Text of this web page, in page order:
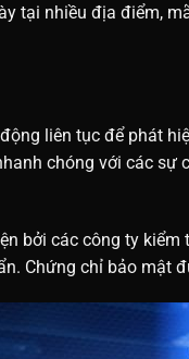
tại nhiều địa điểm,
liên tục để phát
chóng với các sự
bởi các công ty
Chứng chỉ bảo mật